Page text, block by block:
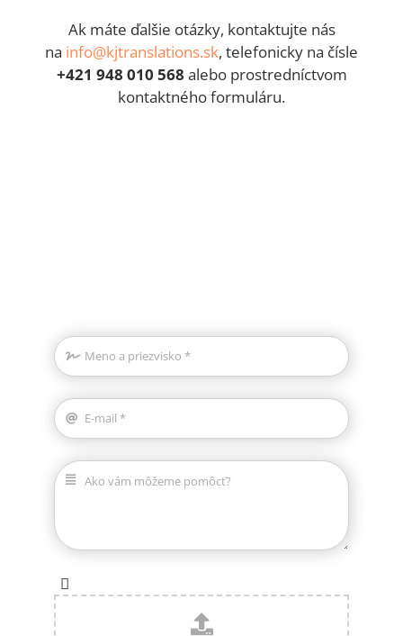
Ak máte ďalšie otázky, kontaktujte nás
na info@kjtranslations.sk, telefonicky na čísle
+421 948 010 568 alebo prostredníctvom
kontaktného formuláru.